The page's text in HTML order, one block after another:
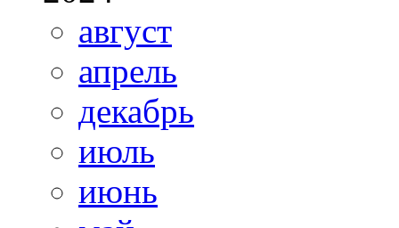
август
апрель
декабрь
июль
июнь